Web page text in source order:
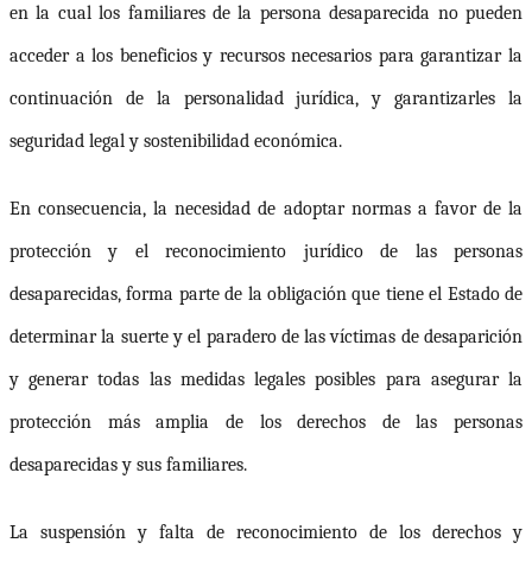
en la cual los familiares de la persona desaparecida no pueden
acceder a los beneficios y recursos necesarios para garantizar la
continuación de la personalidad jurídica, y garantizarles la
seguridad legal y sostenibilidad económica.
En consecuencia, la necesidad de adoptar normas a favor de la
protección y el reconocimiento jurídico de las personas
desaparecidas, forma parte de la obligación que tiene el Estado de
determinar la suerte y el paradero de las víctimas de desaparición
y generar todas las medidas legales posibles para asegurar la
protección más amplia de los derechos de las personas
desaparecidas y sus familiares.
La suspensión y falta de reconocimiento de los derechos y